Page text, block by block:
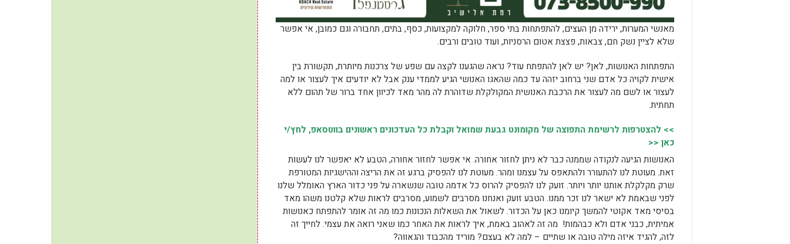
מאנשי המערות, ירידה מן העצים, להתפתחות בתי ספר, חלוקה למקצועות, כסף, בתים, תחבורה וגם כמובן, אי אפשר
שלא לציין נשק חם, צבאות, פצצת אטום הרסניות, ועוד טובים ורבים.
התפתחות האנושות, לאן? יש לאן להתפתח עוד? נראה שהגענו לקצה עם שפע של צרכנות מיותרת, תקשורת בין
אישית לקויה כל אדם שני ברחוב יזהה עד כמה שהאגו האנושי הגיע לממדי ענק אבל לא יודעים איך לעצור או למה
לעצור או לשם מה לעצור את הרכבת האנושית המקולקלת שדוהרת לה מהר מאד לכיוון אחד ברור של תהום ללא
תחתית.
>> להצטרפות לרשימת התפוצה של מקומונט גבעת שמואל וקבלת כל העדכונים ראשונים בווטסאפ, לחץ/י
כאן <<
האנושות הגיעה לנקודה שממנה כבר לא ניתן לחזור אחורה. אי אפשר לחזור אחורה, הטבע לא יאפשר לנו לעשות
זאת. מעוטת לנו להתעורר ולהתאפס על עצמנו ומהר. מעוטת לנו להפסיק ברגע זה את הריצה וההישגיות המטורפת
שרק מקלקלת אותנו יותר ויותר. זועק לנו להפסיק להרוס כל אדמה טובה שנשארה על פני כדור הארץ האומלל שלנו
לפני שבאמת לא ישאר לנו זכר ממנו. הטבע זועק ואנחנו מסרבים לשמוע, מסרבים לראות שלא קלטנו משהו מאד
בסיסי מאד אקוטי להמשך קיומנו כאן על הכדור. לשאול את השאלות הנכונות כמו מה זה אומר להתפתח כאנושות
אמיתית, כבני אדם ולא כבהמות! מה זה לאהוב באמת, איך לראות את האחר כמו שאני רואה את עצמי. לחייך זה
לזה, להגיד איזה מילה טובה או שתיים – למה לא בעצם? מוריד מהכבוד והגאווה?